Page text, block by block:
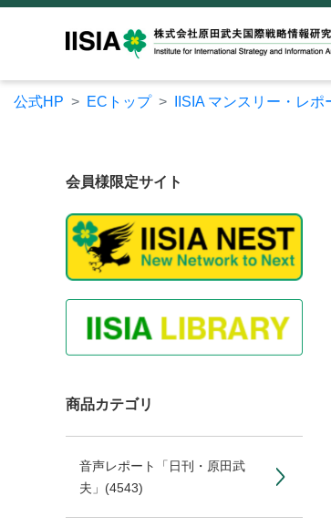
公式HP ECトップ IISIA マンスリー・レ
会員様限定サイト
商品カテゴリ
音声レポート「日刊・原田武
夫」 (4543)